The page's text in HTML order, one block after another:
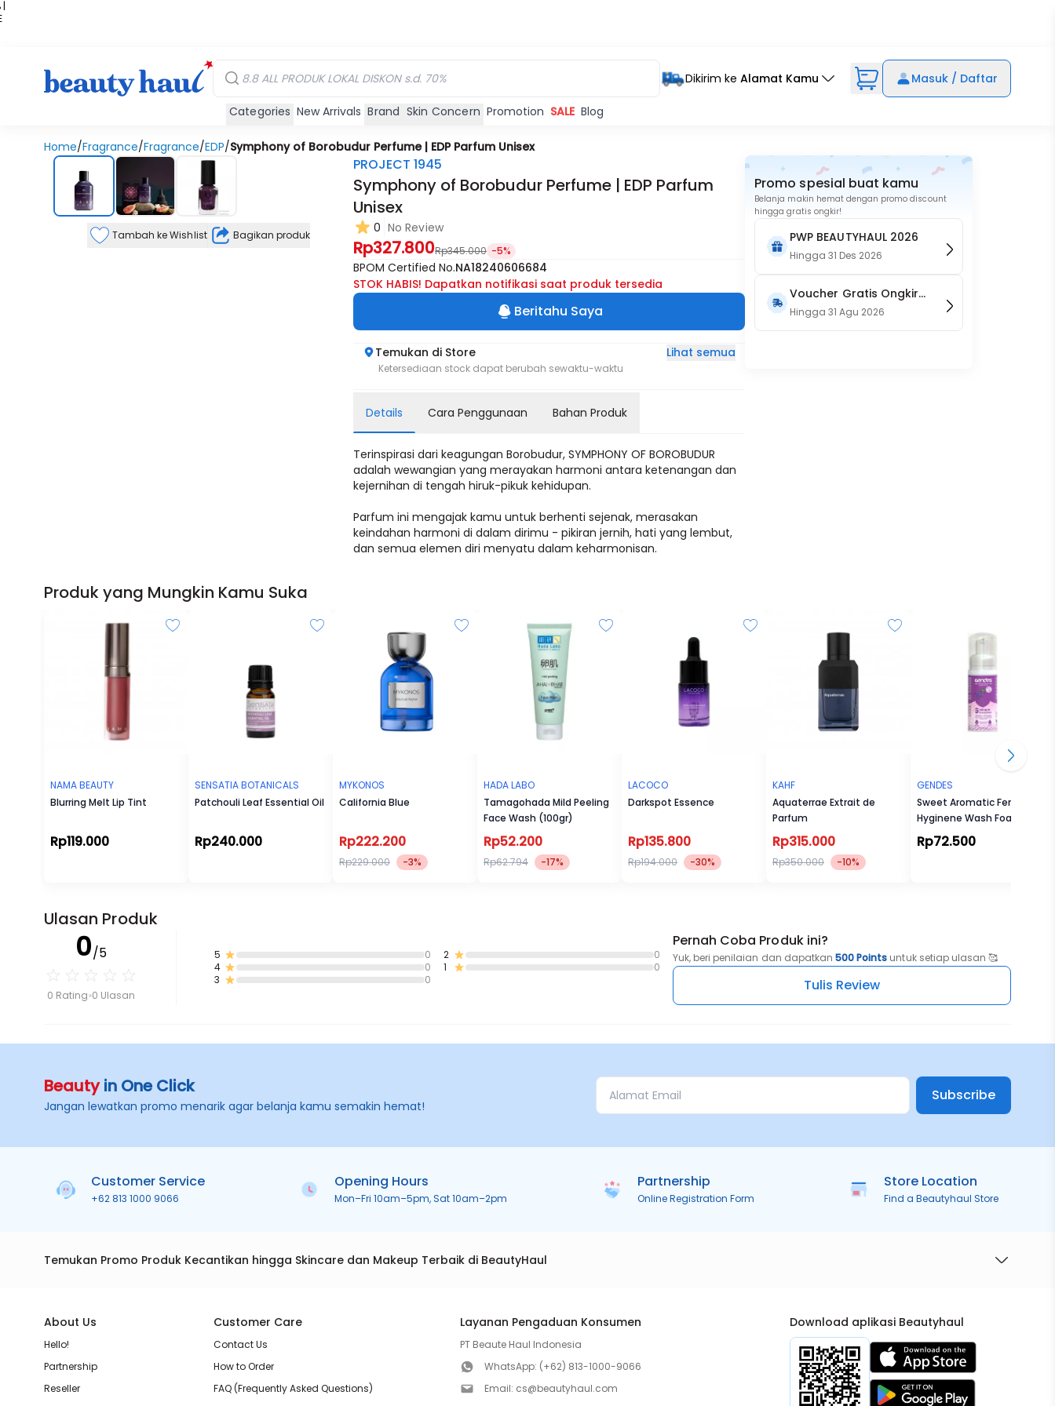
|
Dikirim ke Alamat Kamu Masuk / Daftar
Categories New Arrivals Brand Skin Concern Promotion SALE Blog
Home/Fragrance/Fragrance/EDP/Symphony of Borobudur Perfume | EDP Parfum Unisex
Tambah ke Wishlist Bagikan produk
PROJECT 1945
Symphony of Borobudur Perfume | EDP Parfum
Unisex
0 No Review
Rp327.800Rp345.000 -5%
BPOM Certified No.NA18240606684
STOK HABIS! Dapatkan notifikasi saat produk tersedia
Beritahu Saya
Temukan di Store Lihat semua
Ketersediaan stock dapat berubah sewaktu-waktu
Details Cara Penggunaan Bahan Produk
Terinspirasi dari keagungan Borobudur, SYMPHONY OF BOROBUDUR
adalah wewangian yang merayakan harmoni antara ketenangan dan
kejernihan di tengah hiruk-pikuk kehidupan.
Parfum ini mengajak kamu untuk berhenti sejenak, merasakan
keindahan harmoni di dalam dirimu - pikiran jernih, hati yang lembut,
dan semua elemen diri menyatu dalam keharmonisan.
Promo spesial buat kamu
Belanja makin hemat dengan promo discount
hingga gratis ongkir!
PWP BEAUTYHAUL 2026
Hingga31 Des 2026
Voucher Gratis Ongkir
15RB (Only on Website)
Hingga31 Agu 2026
Produk yang Mungkin Kamu Suka
NAMA BEAUTY
Blurring Melt Lip Tint
Rp119.000
SENSATIA BOTANICALS
Patchouli Leaf Essential Oil
Rp240.000
MYKONOS
California Blue
Rp222.200
Rp229.000 -3%
HADA LABO
Tamagohada Mild Peeling
Face Wash (100gr)
Rp52.200
Rp62.794 -17%
LACOCO
Darkspot Essence
Rp135.800
Rp194.000 -30%
KAHF
Aquaterrae Extrait de
Parfum
Rp315.000
Rp350.000 -10%
GENDES
Sweet Aromatic Feminine
Hyginene Wash Foam
55ml
Rp72.500
Ulasan Produk
0/5
0 Rating 0 Ulasan
5
0
4
0
3
0
2
0
1
0
Pernah Coba Produk ini?
Yuk, beri penilaian dan dapatkan 500 Points untuk setiap ulasan 🥰
Tulis Review
Beautyin One Click
Jangan lewatkan promo menarik agar belanja kamu semakin hemat!
Subscribe
Customer Service
+62 813 1000 9066
Opening Hours
Mon–Fri 10am–5pm, Sat 10am–2pm
Partnership
Online Registration Form
Store Location
Find a Beautyhaul Store
Temukan Promo Produk Kecantikan hingga Skincare dan Makeup Terbaik di BeautyHaul
About Us
Hello!
Partnership
Reseller
Customer Care
Contact Us
How to Order
FAQ (Frequently Asked Questions)
Layanan Pengaduan Konsumen
PT Beaute Haul Indonesia
WhatsApp: (+62) 813-1000-9066
Email: cs@beautyhaul.com
Download aplikasi Beautyhaul